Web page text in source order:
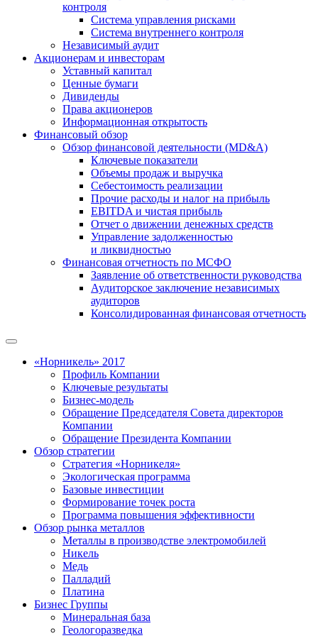
контроля
Система управления рисками
Система внутреннего контроля
Независимый аудит
Акционерам и инвесторам
Уставный капитал
Ценные бумаги
Дивиденды
Права акционеров
Информационная открытость
Финансовый обзор
Обзор финансовой деятельности (MD&A)
Ключевые показатели
Объемы продаж и выручка
Себестоимость реализации
Прочие расходы и налог на прибыль
EBITDA и чистая прибыль
Отчет о движении денежных средств
Управление задолженностью
и ликвидностью
Финансовая отчетность по МСФО
Заявление об ответственности руководства
Аудиторское заключение независимых
аудиторов
Консолидированная финансовая отчетность
«Норникель» 2017
Профиль Компании
Ключевые результаты
Бизнес-модель
Обращение Председателя Совета директоров
Компании
Обращение Президента Компании
Обзор стратегии
Стратегия «Норникеля»
Экологическая программа
Базовые инвестиции
Формирование точек роста
Программа повышения эффективности
Обзор рынка металлов
Металлы в производстве электромобилей
Никель
Медь
Палладий
Платина
Бизнес Группы
Минеральная база
Геологоразведка